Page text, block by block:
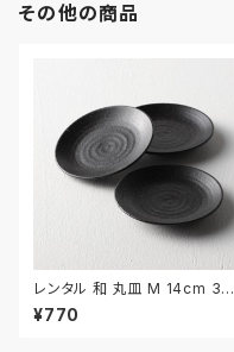
その他の商品
レンタル 和 丸皿 M 14cm 3枚
セット｜WMM035
¥770